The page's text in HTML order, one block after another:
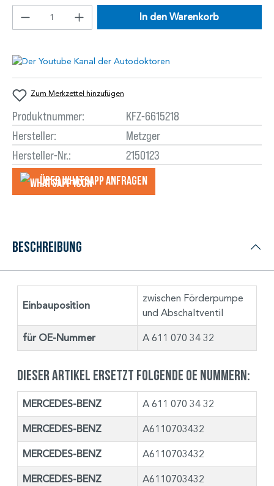
In den Warenkorb
Zum Merkzettel hinzufügen
Produktnummer:
KFZ-6615218
Hersteller:
Metzger
Hersteller-Nr.:
2150123
Über WhatsApp anfragеn
Beschreibung
Einbauposition
zwischen Förderpumpe
und Abschaltventil
für OE-Nummer A 611 070 34 32
Dieser Artikel ersetzt folgende OE Nummern:
MERCEDES-BENZ A 611 070 34 32
MERCEDES-BENZ A6110703432
MERCEDES-BENZ A6110703432
MERCEDES-BENZ A6110703432